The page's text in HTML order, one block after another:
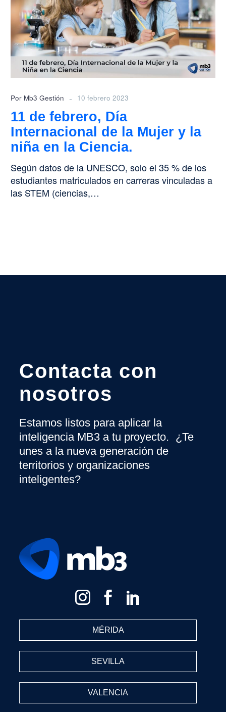
Día
Internacional
de
la
Mujer
y
la
niña
la
Ciencia.
Por Mb3 Gestión - 10 febrero 2023
11 de febrero, Día
Internacional de la Mujer y la
niña en la Ciencia.
Según datos de la UNESCO, solo el 35 % de los
estudiantes matriculados en carreras vinculadas a
las STEM (ciencias,…
Contacta con
nosotros
Estamos listos para aplicar la
inteligencia MB3 a tu proyecto. ¿Te
unes a la nueva generación de
territorios y organizaciones
inteligentes?
MÉRIDA
SEVILLA
VALENCIA